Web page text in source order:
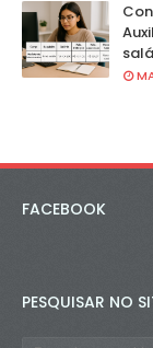
FACEBOOK
PESQUISAR NO